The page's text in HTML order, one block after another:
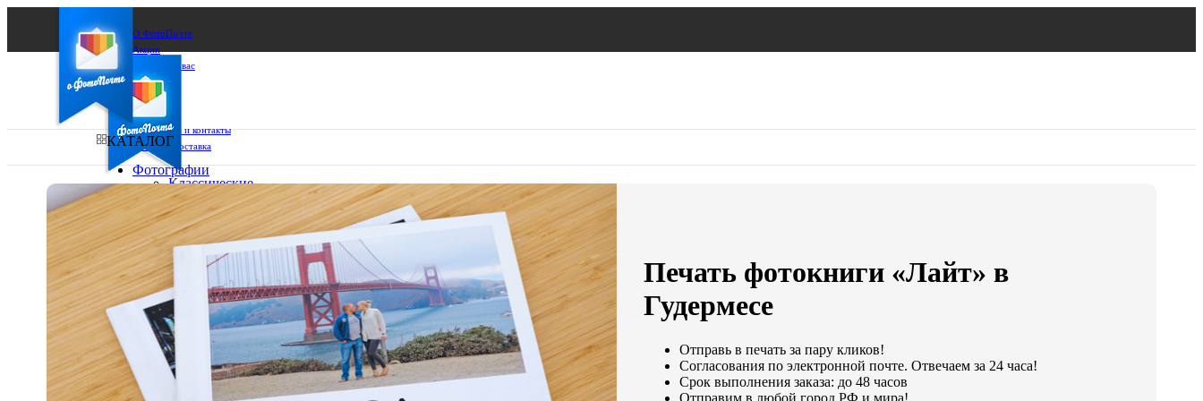
О ФотоПочте
Акции
Сделаем за вас
Бизнесу
FAQ
Франшиза
Поддержка и контакты
Оплата и доставка
Ваш город:
Ваш регион доставки
Выберите из списка:
КАТАЛОГ
Фотографии
Классические
фото
10х10
10х15
13х18
15х15
15х20
20х20
20х30
30х30
30х40
А4
Фото
Печать фотокниги «Лайт» в
Гудермесе
Отправь в печать за пару кликов!
Согласования по электронной почте. Отвечаем за 24 часа!
Срок выполнения заказа: до 48 часов
Отправим в любой город РФ и мира!